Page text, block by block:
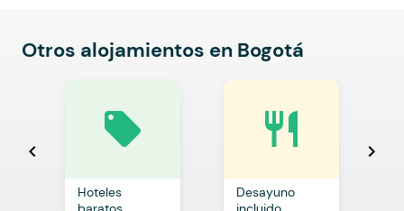
Otros alojamientos en Bogotá
chevron_left
local_offer
Hoteles
restaurant
Desayuno
chevron_right